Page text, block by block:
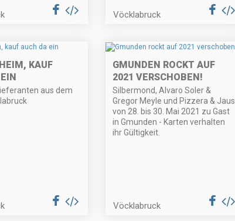
Vöcklabruck
KAUF
aus dem
GMUNDEN ROCKT AUF
2021 VERSCHOBEN!
Silbermond, Alvaro Soler &
Gregor Meyle und Pizzera & Jaus
von 28. bis 30. Mai 2021 zu Gast
in Gmunden - Karten verhalten
ihr Gültigkeit.
Vöcklabruck